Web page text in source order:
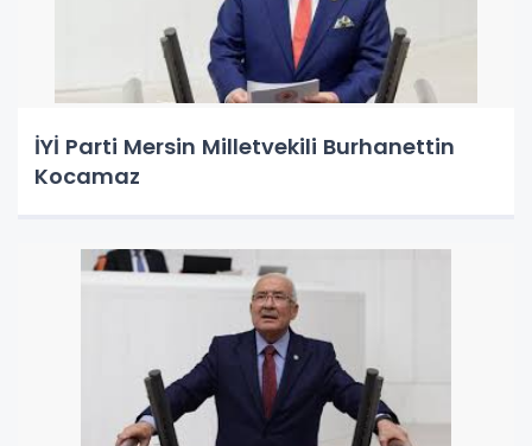
İYİ Parti Mersin Milletvekili Burhanettin
Kocamaz